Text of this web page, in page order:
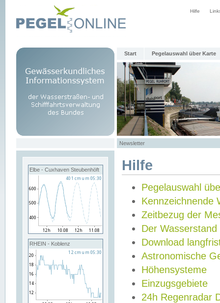
Hilfe
Start Pegelauswahl über Karte
Newsletter
Elbe - Cuxhaven Steubenhöft
RHEIN - Koblenz
Hilfe
Pegelauswahl
Kennzeichnende
Zeitbezug der
Der Wasserstand
Download
Astronomische
Höhensysteme
Einzugsgebiete
24h Regenradar